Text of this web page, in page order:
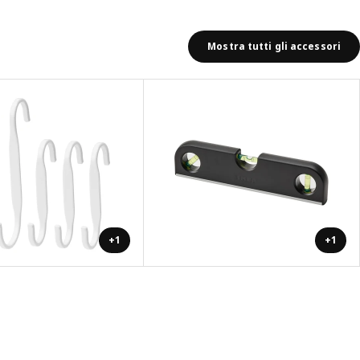
Mostra tutti gli accessori
+1 +1